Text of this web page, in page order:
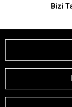
Bizi